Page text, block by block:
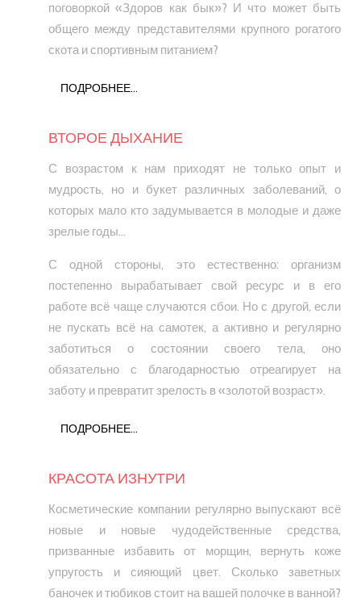
поговоркой «Здоров как бык»? И что может быть
общего между представителями крупного рогатого
скота и спортивным питанием?
ПОДРОБНЕЕ...
ВТОРОЕ ДЫХАНИЕ
С возрастом к нам приходят не только опыт и
мудрость, но и букет различных заболеваний, о
которых мало кто задумывается в молодые и даже
зрелые годы...
С одной стороны, это естественно: организм
постепенно вырабатывает свой ресурс и в его
работе всё чаще случаются сбои. Но с другой, если
не пускать всё на самотек, а активно и регулярно
заботиться о состоянии своего тела, оно
обязательно с благодарностью отреагирует на
заботу и превратит зрелость в «золотой возраст».
ПОДРОБНЕЕ...
КРАСОТА ИЗНУТРИ
Косметические компании регулярно выпускают всё
новые и новые чудодейственные средства,
призванные избавить от морщин, вернуть коже
упругость и сияющий цвет. Сколько заветных
баночек и тюбиков стоит на вашей полочке в ванной?